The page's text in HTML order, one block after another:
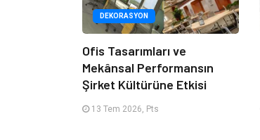
DEKORASYON
Ofis Tasarımları ve
Mekânsal Performansın
Şirket Kültürüne Etkisi
13 Tem 2026, Pts